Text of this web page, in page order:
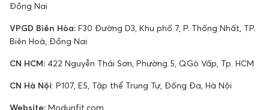
Đồng Nai
VPGD Biên Hòa: F30 Đường D3, Khu phố 7, P. Thống Nhất, TP.
Biên Hoà, Đồng Nai
CN HCM: 422 Nguyễn Thái Sơn, Phường 5, Q.Gò Vấp, Tp. HCM
CN Hà Nội: P107, E5, Tập thể Trung Tự, Đống Đa, Hà Nội
Website: Modunfit.com